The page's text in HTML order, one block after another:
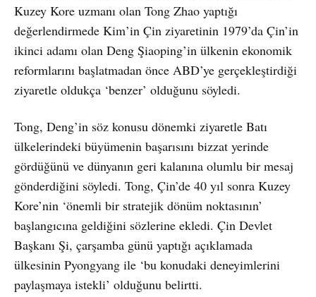
Kuzey Kore uzmanı olan Tong Zhao yaptığı
değerlendirmede Kim’in Çin ziyaretinin 1979’da Çin’in
ikinci adamı olan Deng Şiaoping’in ülkenin ekonomik
reformlarını başlatmadan önce ABD’ye gerçekleştirdiği
ziyaretle oldukça ‘benzer’ olduğunu söyledi.
Tong, Deng’in söz konusu dönemki ziyaretle Batı
ülkelerindeki büyümenin başarısını bizzat yerinde
gördüğünü ve dünyanın geri kalanına olumlu bir mesaj
gönderdiğini söyledi. Tong, Çin’de 40 yıl sonra Kuzey
Kore’nin ‘önemli bir stratejik dönüm noktasının’
başlangıcına geldiğini sözlerine ekledi. Çin Devlet
Başkanı Şi, çarşamba günü yaptığı açıklamada
ülkesinin Pyongyang ile ‘bu konudaki deneyimlerini
paylaşmaya istekli’ olduğunu belirtti.